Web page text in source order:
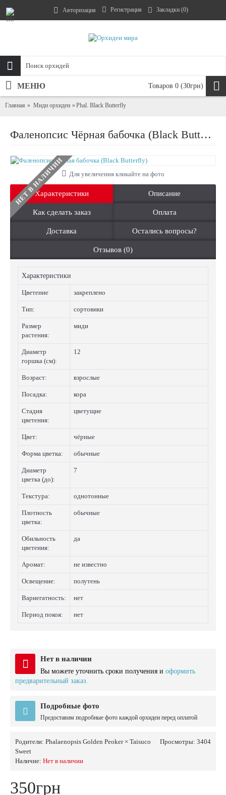
Авторизация Регистрация Закладки (0)
Товаров 0 (30грн)
МЕНЮ
Главная Миди орхидеи Phal. Black Butterfly
Фаленопсис Чёрная бабочка (Black Butterfly)
НЕТ В НАЛИЧИИ Для увеличения кликайте на фото
Характеристики Описание
Как сделать заказ Оплата
Доставка Остались вопросы?
Отзывов (0)
Характеристики
Цветение закреплено
Тип: сортовики
Размер
растения:
миди
Диаметр
горшка (см):
12
Возраст: взрослые
Посадка: кора
Стадия
цветения:
цветущие
Цвет: чёрные
Форма цветка: обычные
Диаметр
цветка (до):
7
Текстура: однотонные
Плотность
цветка:
обычные
Обильность
цветения:
да
Аромат: не известно
Освещение: полутень
Вариегатность: нет
Период покоя: нет
Нет в наличии
Вы можете уточнить сроки получения и оформить
предварительный заказ.
Подробные фото
Предоставим подробные фото каждой орхидеи перед оплатой
Просмотры: 3404
Родители: Phalaenopsis Golden Peoker × Taisuco
Sweet
Наличие: Нет в наличии
350грн